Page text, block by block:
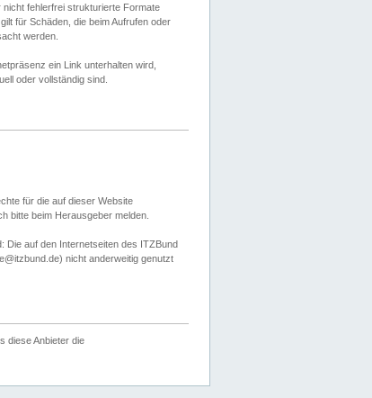
fehlerfrei strukturierte Formate
für Schäden, die beim Aufrufen oder
werden.
ein Link unterhalten wird,
oder vollständig sind.
für die auf dieser Website
bitte beim Herausgeber melden.
Die auf den Internetseiten des ITZBund
nicht anderweitig genutzt
diese Anbieter die